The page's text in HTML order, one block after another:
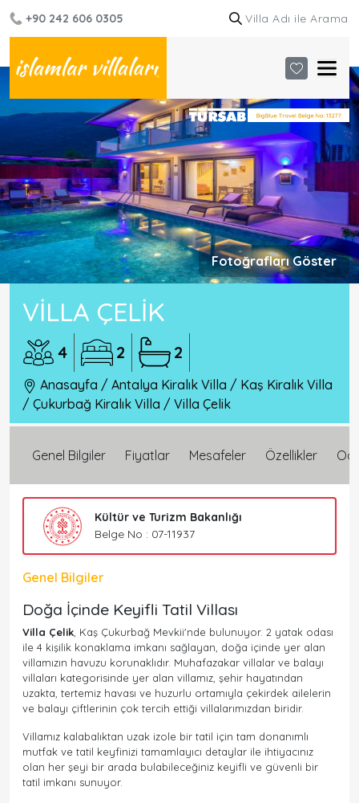
+90 242 606 0305
Fotoğrafları Göster
VILLA ÇELIK
4 2 2
Anasayfa / Antalya Kiralık Villa / Kaş Kiralık Villa
/ Çukurbağ Kiralık Villa / Villa Çelik
Genel Bilgiler Fiyatlar Mesafeler Özellikler
Kültür ve Turizm Bakanlığı
Belge No : 07-11937
Genel Bilgiler
Doğa İçinde Keyifli Tatil Villası
Villa Çelik , Kaş Çukurbağ Mevkii'nde bulunuyor. 2 yatak odası
ile 4 kişilik konaklama imkanı sağlayan, doğa içinde yer alan
villamızın havuzu korunaklıdır. Muhafazakar villalar ve balayı
villaları kategorisinde yer alan villamız, şehir hayatından
uzakta, tertemiz havası ve huzurlu ortamıyla çekirdek ailelerin
ve balayı çiftlerinin çok tercih ettiği villalarımızdan biridir.
Villamız kalabalıktan uzak izole bir tatil için tam donanımlı
mutfak ve tatil keyfinizi tamamlayıcı detaylar ile ihtiyacınız
olan her şeyi bir arada bulabileceğiniz keyifli ve güvenli bir
tatil imkanı sunuyor.